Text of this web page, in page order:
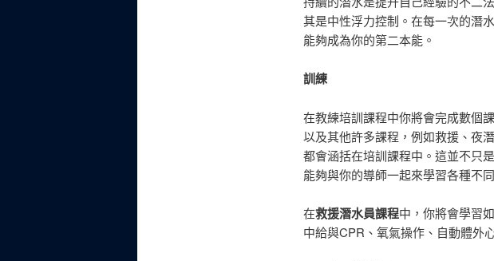
其是中性浮力控制。在每一次的潛
能夠成為你的第二本能。
訓練
在教練培訓課程中你將會完成數個
以及其他許多課程，例如救援、夜
都會涵括在培訓課程中。這並不只
能夠與你的導師一起來學習各種不
在救援潛水員課程中，你將會學習
中給與CPR、氧氣操作、自動體外